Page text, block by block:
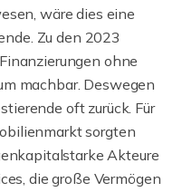
wäre dies eine
Zu den 2023
ohne
machbar. Deswegen
oft zurück. Für
sorgten
Akteure
die große Vermögen